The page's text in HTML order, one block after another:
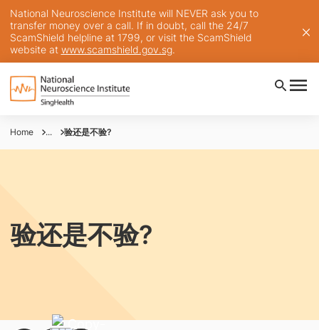
National Neuroscience Institute will NEVER ask you to
transfer money over a call. If in doubt, call the 24/7
ScamShield helpline at 1799, or visit the ScamShield
website at www.scamshield.gov.sg.
Home ... 验还是不验?
验还是不验?